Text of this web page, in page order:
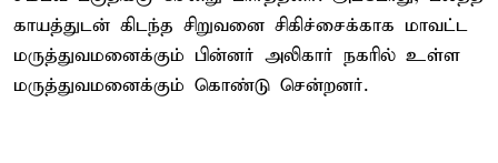
காயத்துடன் கிடந்த சிறுவனை சிகிச்சைக்காக மாவட்ட
மருத்துவமனைக்கும் பின்னர் அலிகார் நகரில் உள்ள
மருத்துவமனைக்கும் கொண்டு சென்றனர்.